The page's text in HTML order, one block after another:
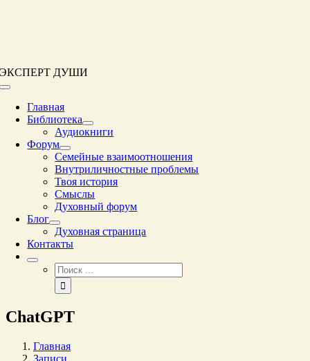
ЭКСПЕРТ ДУШИ
Переключение
навигацииГлавная
Библиотека
Аудиокниги
Форум
Семейные взаимоотношения
Внутриличностные проблемы
Твоя история
Смыслы
Духовный форум
Блог
Духовная страница
Контакты
Результат
поиска:
ChatGPT
Главная
Записи